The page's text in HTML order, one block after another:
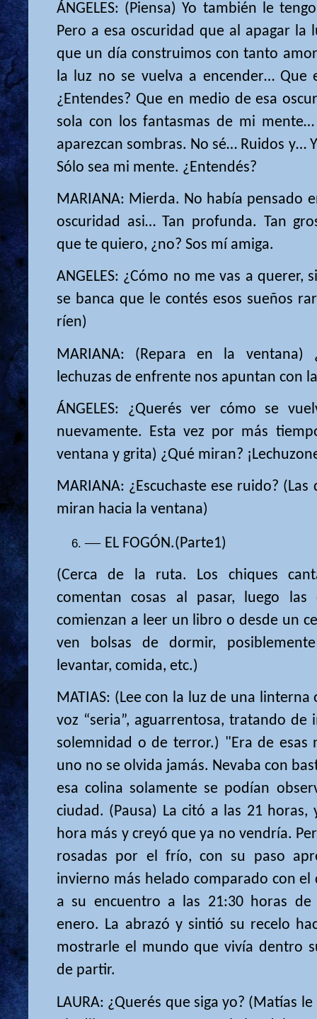
ÁNGELES: (Piensa) Yo también le
Pero a esa oscuridad que al apagar la
que un día construimos con tanto
la luz no se vuelva a encender… Que
¿Entendes? Que en medio de esa
sola con los fantasmas de mi
aparezcan sombras. No sé… Ruidos y…
Sólo sea mi mente. ¿Entendés?
MARIANA: Mierda. No había pensado
oscuridad asi… Tan profunda. Tan
que te quiero, ¿no? Sos mí amiga.
ANGELES: ¿Cómo no me vas a querer,
se banca que le contés esos sueños
ríen)
MARIANA: (Repara en la ventana)
lechuzas de enfrente nos apuntan con
ÁNGELES: ¿Querés ver cómo se
nuevamente. Esta vez por más
ventana y grita) ¿Qué miran?
MARIANA: ¿Escuchaste ese ruido?
miran hacia la ventana)
— EL FOGÓN.(Parte1)
(Cerca de la ruta. Los chiques
comentan cosas al pasar, luego
comienzan a leer un libro o desde un
ven bolsas de dormir,
levantar, comida, etc.)
MATIAS: (Lee con la luz de una
voz “seria”, aguarrentosa, tratando
solemnidad o de terror.) "Era de esas
uno no se olvida jamás. Nevaba con
esa colina solamente se podían
ciudad. (Pausa) La citó a las 21 horas,
hora más y creyó que ya no vendría.
rosadas por el frío, con su paso
invierno más helado comparado con
a su encuentro a las 21:30 horas
enero. La abrazó y sintió su recelo
mostrarle el mundo que vivía dentro
de partir.
LAURA: ¿Querés que siga yo? (Matías